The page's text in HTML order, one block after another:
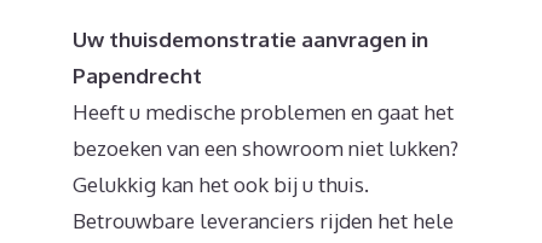
Uw thuisdemonstratie aanvragen in
Papendrecht
Heeft u medische problemen en gaat het
bezoeken van een showroom niet lukken?
Gelukkig kan het ook bij u thuis.
Betrouwbare leveranciers rijden het hele